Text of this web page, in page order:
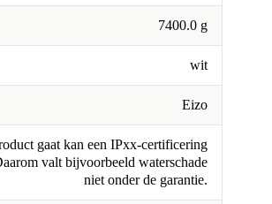
7400.0 g
wit
Eizo
gaat kan een IPxx-certificering
valt bijvoorbeeld waterschade
niet onder de garantie.